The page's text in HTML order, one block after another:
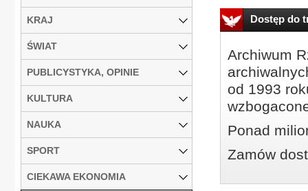
Dostęp do
Archiwum
od 1993
Ponad
Zamów
KRAJ
ŚWIAT
PUBLICYSTYKA, OPINIE
KULTURA
NAUKA
SPORT
CIEKAWA EKONOMIA